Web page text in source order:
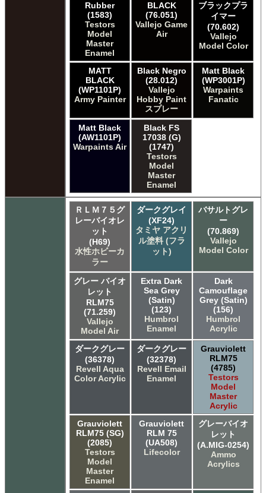
Rubber
(1583)
Testors
Model
Master
Enamel
BLACK
(76.051)
Vallejo Game
Air
ブラックプラ
イマー
(70.602)
Vallejo
Model Color
MATT
BLACK
(WP1101P)
Army Painter
Black Negro
(28.012)
Vallejo
Hobby Paint
スプレー
Matt Black
(WP3001P)
Warpaints
Fanatic
Matt Black
(AW1101P)
Warpaints Air
Black FS
17038 (G)
(1747)
Testors
Model
Master
Enamel
ＲＬＭ７５グ
レーバイオレ
ット
(H69)
水性ホビーカ
ラー
ダークグレイ
(XF24)
タミヤ アクリ
ル塗料 (フラ
ット)
バサルトグレ
ー
(70.869)
Vallejo
Model Color
グレー バイオ
レット
RLM75
(71.259)
Vallejo
Model Air
Extra Dark
Sea Grey
(Satin)
(123)
Humbrol
Enamel
Dark
Camouflage
Grey (Satin)
(156)
Humbrol
Acrylic
ダークグレー
(36378)
Revell Aqua
Color Acrylic
ダークグレー
(32378)
Revell Email
Enamel
Grauviolett
RLM75
(4785)
Testors
Model
Master
Acrylic
Grauviolett
RLM75 (SG)
(2085)
Testors
Model
Master
Enamel
Grauviolett
RLM 75
(UA508)
Lifecolor
グレーバイオ
レット
(A.MIG-0254)
Ammo
Acrylics